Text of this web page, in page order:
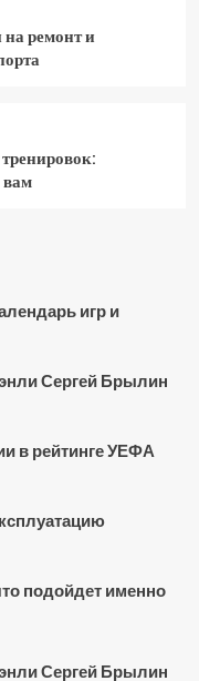
ремонт и
вам
игр и
Сергей Брылин
в рейтинге УЕФА
подойдет именно
Сергей Брылин